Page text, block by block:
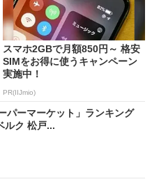
スマホ2GBで月額850円～ 格安
SIMをお得に使うキャンペーン
実施中！
PR(IIJmio)
パーマーケット」ランキング
ク 松戸...